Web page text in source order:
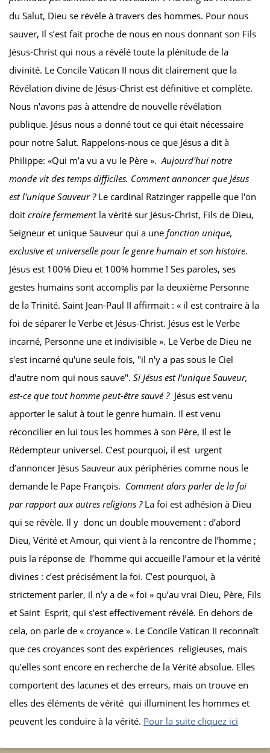
du Salut, Dieu se révèle à travers des hommes. Pour nous
sauver, Il s’est fait proche de nous en nous donnant son Fils
Jésus-Christ qui nous a révélé toute la plénitude de la
divinité. Le Concile Vatican II nous dit clairement que la
Révélation divine de Jésus-Christ est définitive et complète.
Nous n'avons pas à attendre de nouvelle révélation
publique. Jésus nous a donné tout ce qui était nécessaire
pour notre Salut. Rappelons-nous ce que Jésus a dit à
Philippe: «Qui m’a vu a vu le Père ». Aujourd'hui notre
monde vit des temps difficiles. Comment annoncer que Jésus
est l'unique Sauveur ?Le cardinal Ratzinger rappelle que l'on
doit croire fermement la vérité sur Jésus-Christ, Fils de Dieu,
Seigneur et unique Sauveur qui a une fonction unique,
exclusive et universelle pour le genre humain et son histoire.
Jésus est 100% Dieu et 100% homme ! Ses paroles, ses
gestes humains sont accomplis par la deuxième Personne
de la Trinité. Saint Jean-Paul II affirmait : « il est contraire à la
foi de séparer le Verbe et Jésus-Christ. Jésus est le Verbe
incarné, Personne une et indivisible ». Le Verbe de Dieu ne
s'est incarné qu'une seule fois, "il n'y a pas sous le Ciel
d'autre nom qui nous sauve". Si Jésus est l'unique Sauveur,
est-ce que tout homme peut-être sauvé ?Jésus est venu
apporter le salut à tout le genre humain. Il est venu
réconcilier en lui tous les hommes à son Père, Il est le
Rédempteur universel. C’est pourquoi, il est urgent
d’annoncer Jésus Sauveur aux périphéries comme nous le
demande le Pape François. Comment alors parler de la foi
par rapport aux autres religions ?La foi est adhésion à Dieu
qui se révèle. Il y donc un double mouvement : d’abord
Dieu, Vérité et Amour, qui vient à la rencontre de l’homme ;
puis la réponse de l’homme qui accueille l’amour et la vérité
divines : c’est précisément la foi. C’est pourquoi, à
strictement parler, il n’y a de « foi » qu’au vrai Dieu, Père, Fils
et Saint Esprit, qui s’est effectivement révélé. En dehors de
cela, on parle de « croyance ». Le Concile Vatican II reconnaît
que ces croyances sont des expériences religieuses, mais
qu’elles sont encore en recherche de la Vérité absolue. Elles
comportent des lacunes et des erreurs, mais on trouve en
elles des éléments de vérité qui illuminent les hommes et
peuvent les conduire à la vérité. Pour la suite cliquez ici